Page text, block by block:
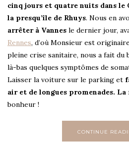
cinq jours et quatre nuits dans le
la presqu’île de Rhuys. Nous en
arrêter à Vannes le dernier jour,
Rennes, d’où Monsieur est
pleine crise sanitaire, nous a fait du
là-bas quelques symptômes de
Laisser la voiture sur le parking et
air et de longues promenades. La
bonheur !
CONTINUE